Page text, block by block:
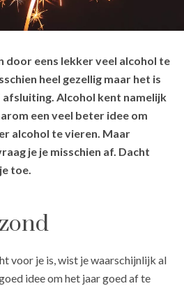
door eens lekker veel alcohol te
heel gezellig maar het is
afsluiting. Alcohol kent namelijk
een veel beter idee om
alcohol te vieren. Maar
je je misschien af. Dacht
toe.
voor je is, wist je waarschijnlijk al
idee om het jaar goed af te